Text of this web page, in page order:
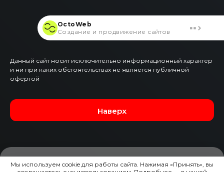
Данный сайт носит исключительно информационный характер
и ни при каких обстоятельствах не является публичной
офертой
Наверх
OctoWeb
Создание и продвижение сайтов
Мы используем cookie для работы сайта. Нажимая «Принять», вы